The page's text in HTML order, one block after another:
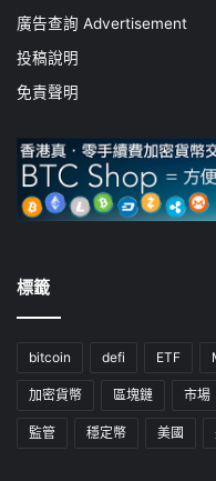
廣告查詢 Advertisement
投稿說明
免責聲明
標籤
bitcoin defi ETF
加密貨幣 區塊鏈 市場
監管 穩定幣 美國